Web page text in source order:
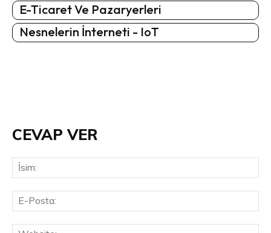
E-Ticaret Ve Pazaryerleri
Nesnelerin İnterneti - IoT
CEVAP VER